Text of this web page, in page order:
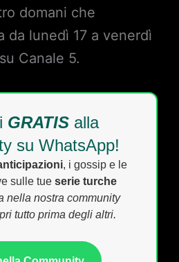
domani che
da lunedì 17 a venerdì
Canale 5.
GRATISalla
su WhatsApp!
, i gossip e le
sulle tue serie turche
nella nostra community
tutto prima degli altri.